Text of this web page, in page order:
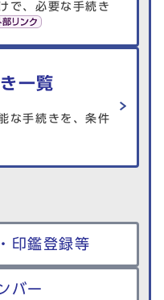
で、必要な手続き
一覧
な手続きを、条件
印鑑登録等
バー